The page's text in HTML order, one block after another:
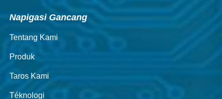
Napigasi Gancang
Tentang Kami
Produk
Taros Kami
Téknologi